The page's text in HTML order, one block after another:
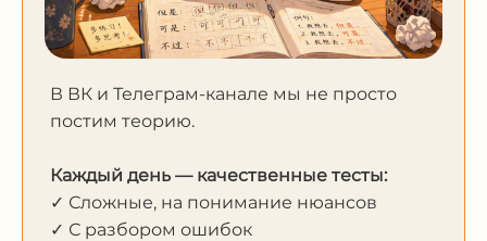
В ВК и Телеграм-канале мы не просто
постим теорию.
Каждый день — качественные тесты:
✓ Сложные, на понимание нюансов
✓ С разбором ошибок